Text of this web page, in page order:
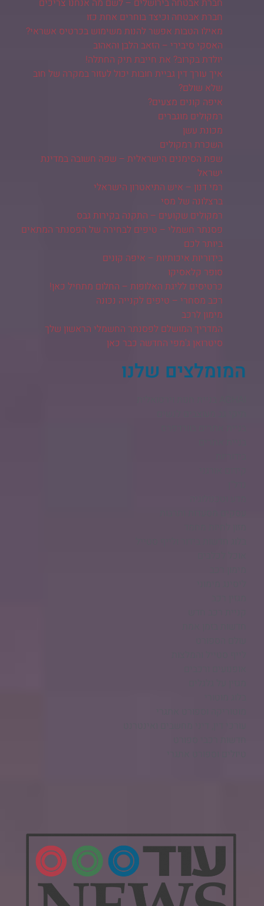
חברת אבטחה בירושלים – לשם מה אנחנו צריכים
חברת אבטחה וכיצד בוחרים אחת כזו
מאילו הטבות אפשר להנות משימוש בכרטיס אשראי?
האסקי סיבירי – הזאב הלבן והאהוב
יולדת בקרוב? את חייבת תיק החתלה!
איך עורך דין גביית חובות יכול לעזור במקרה של חוב
שלא שולם?
איפה קונים מצעים?
רמקולים מוגברים
מכונת עשן
השכרת רמקולים
שפת הסימנים הישראלית – שפה חשובה במדינת
ישראל
רמי דנון – איש התיאטרון הישראלי
ברצלונה של מסי
רמקולים שקועים – התקנה בקירות גבס
פסנתר חשמלי – טיפים לבחירה של הפסנתר המתאים
ביותר לכם
בידוריות איכותיות – איפה קונים
סופר קלאסיקו
כרטיסים לליגת האלופות – החלום מתחיל כאן!
רכב מסחרי – טיפים לקנייה נכונה
מימון לרכב
המדריך המושלם לפסנתר החשמלי הראשון שלך
סיטרואן ג'מפי החדשה כבר כאן
המומלצים שלנו